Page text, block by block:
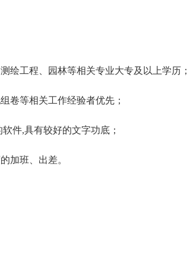
绘工程、园林等相关专业大专及以上学历；
卷等相关工作经验者优先；
件,具有较好的文字功底；
加班、出差。